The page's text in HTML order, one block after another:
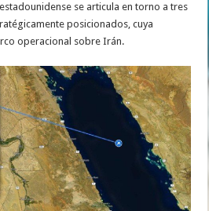
se articula en torno a tres
posicionados, cuya
operacional sobre Irán.